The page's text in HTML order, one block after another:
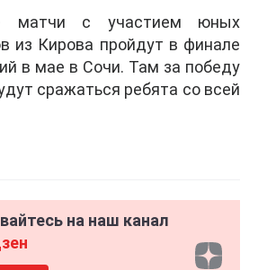
матчи с участием юных
из Кирова пройдут в финале
в мае в Сочи. Там за победу
сражаться ребята со всей
на наш канал